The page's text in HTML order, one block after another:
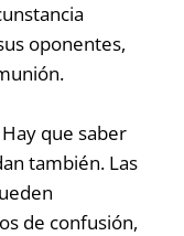
oponentes,
que saber
también. Las
de confusión,